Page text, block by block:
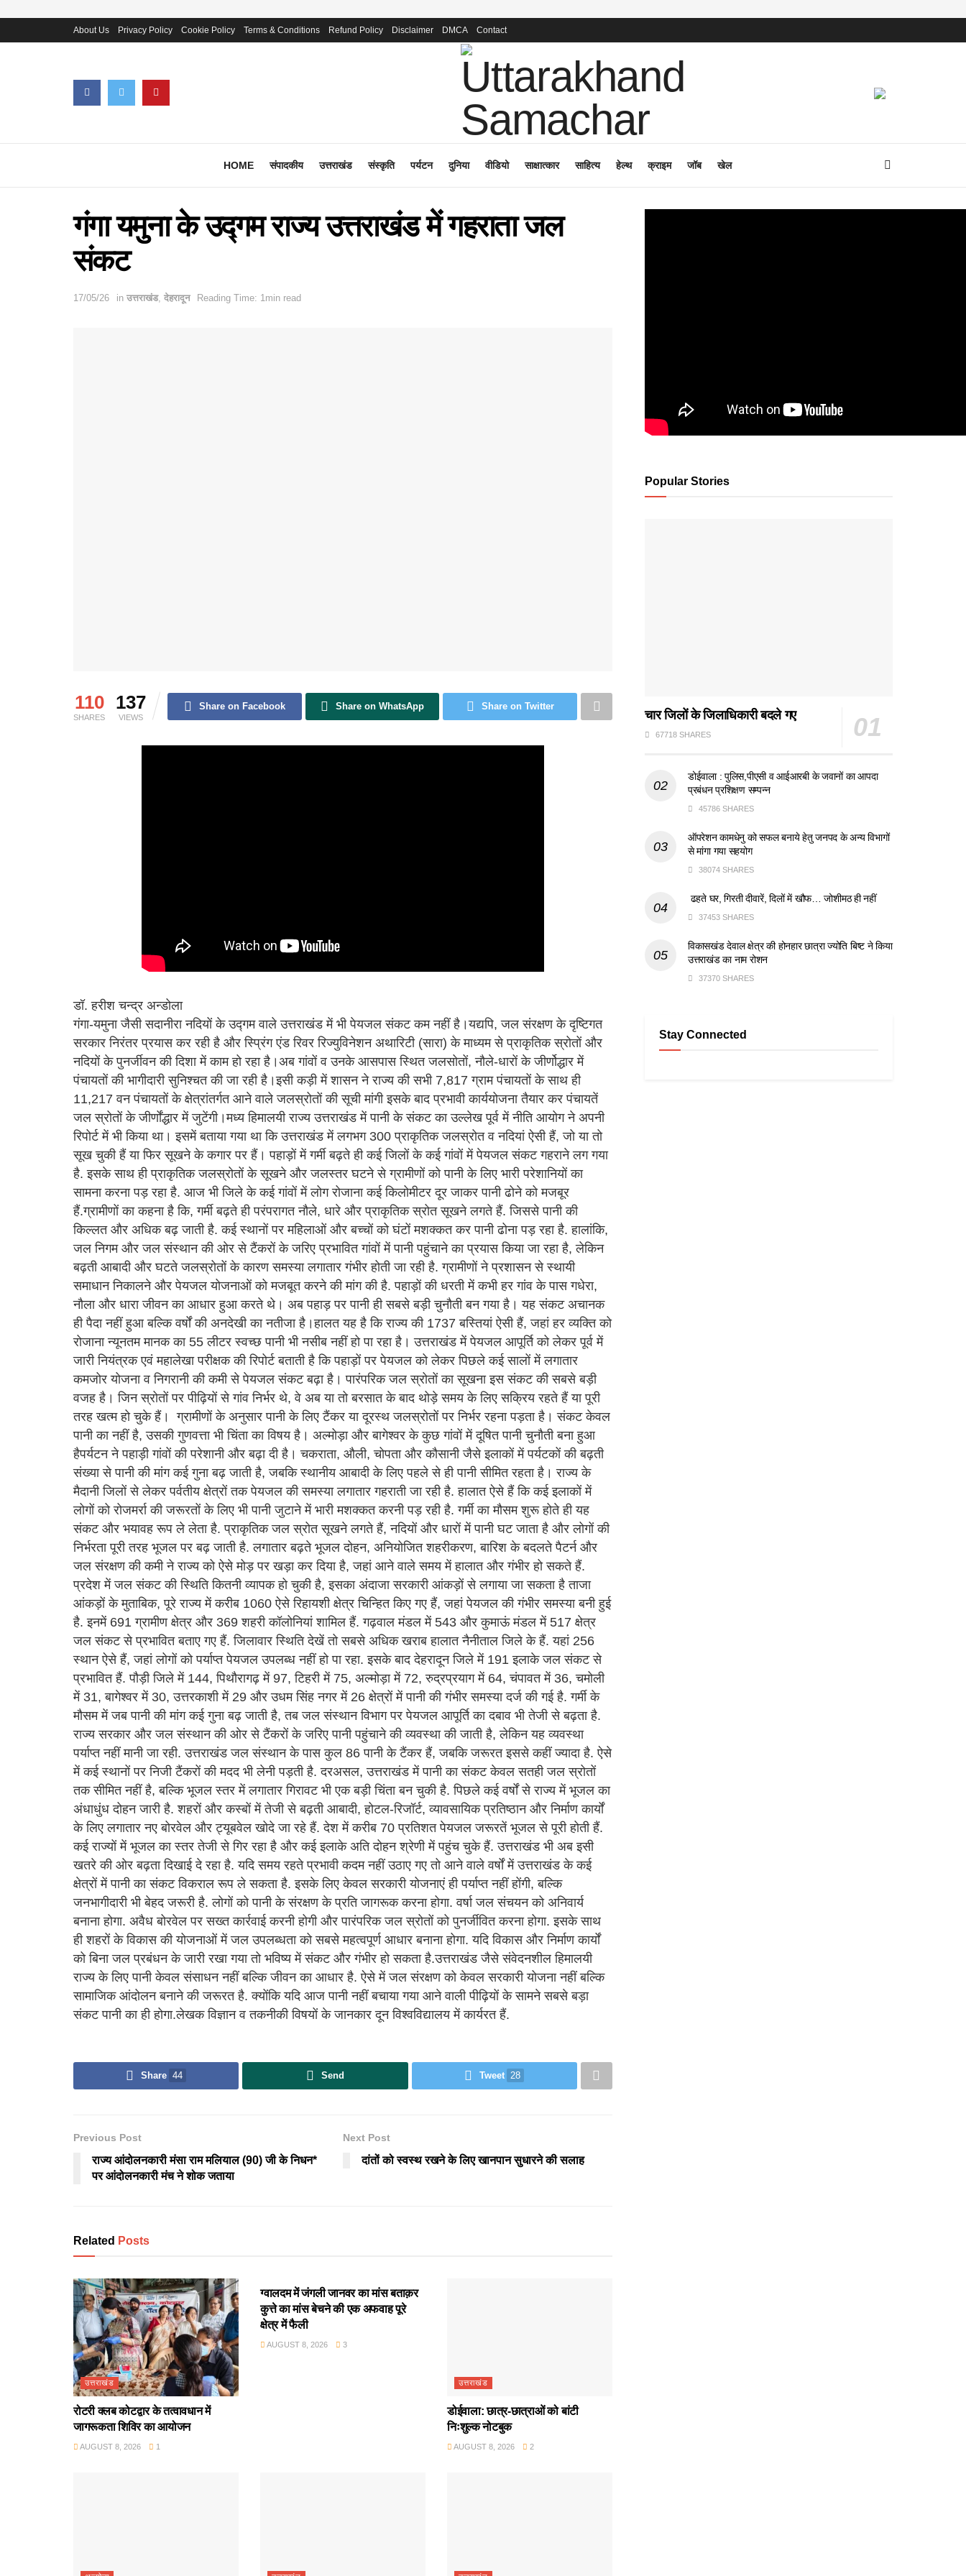
About Us Privacy Policy Cookie Policy Terms & Conditions Refund Policy Disclaimer DMCA Contact
HOME संपादकीय उत्तराखंड संस्कृति पर्यटन दुनिया वीडियो साक्षात्कार साहित्य हेल्थ क्राइम जॉब खेल
गंगा यमुना के उद्गम राज्य उत्तराखंड में गहराता जल
संकट
17/05/26 in उत्तराखंड, देहरादून Reading Time: 1min read
110
SHARES
137
VIEWS
Share on Facebook Share on WhatsApp Share on Twitter
डॉ. हरीश चन्द्र अन्डोला
गंगा-यमुना जैसी सदानीरा नदियों के उद्गम वाले उत्तराखंड में भी पेयजल संकट कम नहीं है।यद्यपि, जल संरक्षण के दृष्टिगत
सरकार निरंतर प्रयास कर रही है और स्प्रिंग एंड रिवर रिज्युविनेशन अथारिटी (सारा) के माध्यम से प्राकृतिक स्रोतों और
नदियों के पुनर्जीवन की दिशा में काम हो रहा है।अब गांवों व उनके आसपास स्थित जलसोतों, नौले-धारों के जीर्णोद्धार में
पंचायतों की भागीदारी सुनिश्चत की जा रही है।इसी कड़ी में शासन ने राज्य की सभी 7,817 ग्राम पंचायतों के साथ ही
11,217 वन पंचायतों के क्षेत्रांतर्गत आने वाले जलस्रोतों की सूची मांगी इसके बाद प्रभावी कार्ययोजना तैयार कर पंचायतें
जल स्रोतों के जीर्णोंद्धार में जुटेंगी।मध्य हिमालयी राज्य उत्तराखंड में पानी के संकट का उल्लेख पूर्व में नीति आयोग ने अपनी
रिपोर्ट में भी किया था। इसमें बताया गया था कि उत्तराखंड में लगभग 300 प्राकृतिक जलस्रोत व नदियां ऐसी हैं, जो या तो
सूख चुकी हैं या फिर सूखने के कगार पर हैं। पहाड़ों में गर्मी बढ़ते ही कई जिलों के कई गांवों में पेयजल संकट गहराने लग गया
है. इसके साथ ही प्राकृतिक जलस्रोतों के सूखने और जलस्तर घटने से ग्रामीणों को पानी के लिए भारी परेशानियों का
सामना करना पड़ रहा है. आज भी जिले के कई गांवों में लोग रोजाना कई किलोमीटर दूर जाकर पानी ढोने को मजबूर
हैं.ग्रामीणों का कहना है कि, गर्मी बढ़ते ही परंपरागत नौले, धारे और प्राकृतिक स्रोत सूखने लगते हैं. जिससे पानी की
किल्लत और अधिक बढ़ जाती है. कई स्थानों पर महिलाओं और बच्चों को घंटों मशक्कत कर पानी ढोना पड़ रहा है. हालांकि,
जल निगम और जल संस्थान की ओर से टैंकरों के जरिए प्रभावित गांवों में पानी पहुंचाने का प्रयास किया जा रहा है, लेकिन
बढ़ती आबादी और घटते जलस्रोतों के कारण समस्या लगातार गंभीर होती जा रही है. ग्रामीणों ने प्रशासन से स्थायी
समाधान निकालने और पेयजल योजनाओं को मजबूत करने की मांग की है. पहाड़ों की धरती में कभी हर गांव के पास गधेरा,
नौला और धारा जीवन का आधार हुआ करते थे। अब पहाड़ पर पानी ही सबसे बड़ी चुनौती बन गया है। यह संकट अचानक
ही पैदा नहीं हुआ बल्कि वर्षों की अनदेखी का नतीजा है।हालत यह है कि राज्य की 1737 बस्तियां ऐसी हैं, जहां हर व्यक्ति को
रोजाना न्यूनतम मानक का 55 लीटर स्वच्छ पानी भी नसीब नहीं हो पा रहा है। उत्तराखंड में पेयजल आपूर्ति को लेकर पूर्व में
जारी नियंत्रक एवं महालेखा परीक्षक की रिपोर्ट बताती है कि पहाड़ों पर पेयजल को लेकर पिछले कई सालों में लगातार
कमजोर योजना व निगरानी की कमी से पेयजल संकट बढ़ा है। पारंपरिक जल स्रोतों का सूखना इस संकट की सबसे बड़ी
वजह है। जिन स्रोतों पर पीढ़ियों से गांव निर्भर थे, वे अब या तो बरसात के बाद थोड़े समय के लिए सक्रिय रहते हैं या पूरी
तरह खत्म हो चुके हैं। ग्रामीणों के अनुसार पानी के लिए टैंकर या दूरस्थ जलस्रोतों पर निर्भर रहना पड़ता है। संकट केवल
पानी का नहीं है, उसकी गुणवत्ता भी चिंता का विषय है। अल्मोड़ा और बागेश्वर के कुछ गांवों में दूषित पानी चुनौती बना हुआ
हैपर्यटन ने पहाड़ी गांवों की परेशानी और बढ़ा दी है। चकराता, औली, चोपता और कौसानी जैसे इलाकों में पर्यटकों की बढ़ती
संख्या से पानी की मांग कई गुना बढ़ जाती है, जबकि स्थानीय आबादी के लिए पहले से ही पानी सीमित रहता है। राज्य के
मैदानी जिलों से लेकर पर्वतीय क्षेत्रों तक पेयजल की समस्या लगातार गहराती जा रही है. हालात ऐसे हैं कि कई इलाकों में
लोगों को रोजमर्रा की जरूरतों के लिए भी पानी जुटाने में भारी मशक्कत करनी पड़ रही है. गर्मी का मौसम शुरू होते ही यह
संकट और भयावह रूप ले लेता है. प्राकृतिक जल स्रोत सूखने लगते हैं, नदियों और धारों में पानी घट जाता है और लोगों की
निर्भरता पूरी तरह भूजल पर बढ़ जाती है. लगातार बढ़ते भूजल दोहन, अनियोजित शहरीकरण, बारिश के बदलते पैटर्न और
जल संरक्षण की कमी ने राज्य को ऐसे मोड़ पर खड़ा कर दिया है, जहां आने वाले समय में हालात और गंभीर हो सकते हैं.
प्रदेश में जल संकट की स्थिति कितनी व्यापक हो चुकी है, इसका अंदाजा सरकारी आंकड़ों से लगाया जा सकता है ताजा
आंकड़ों के मुताबिक, पूरे राज्य में करीब 1060 ऐसे रिहायशी क्षेत्र चिन्हित किए गए हैं, जहां पेयजल की गंभीर समस्या बनी हुई
है. इनमें 691 ग्रामीण क्षेत्र और 369 शहरी कॉलोनियां शामिल हैं. गढ़वाल मंडल में 543 और कुमाऊं मंडल में 517 क्षेत्र
जल संकट से प्रभावित बताए गए हैं. जिलावार स्थिति देखें तो सबसे अधिक खराब हालात नैनीताल जिले के हैं. यहां 256
स्थान ऐसे हैं, जहां लोगों को पर्याप्त पेयजल उपलब्ध नहीं हो पा रहा. इसके बाद देहरादून जिले में 191 इलाके जल संकट से
प्रभावित हैं. पौड़ी जिले में 144, पिथौरागढ़ में 97, टिहरी में 75, अल्मोड़ा में 72, रुद्रप्रयाग में 64, चंपावत में 36, चमोली
में 31, बागेश्वर में 30, उत्तरकाशी में 29 और उधम सिंह नगर में 26 क्षेत्रों में पानी की गंभीर समस्या दर्ज की गई है. गर्मी के
मौसम में जब पानी की मांग कई गुना बढ़ जाती है, तब जल संस्थान विभाग पर पेयजल आपूर्ति का दबाव भी तेजी से बढ़ता है.
राज्य सरकार और जल संस्थान की ओर से टैंकरों के जरिए पानी पहुंचाने की व्यवस्था की जाती है, लेकिन यह व्यवस्था
पर्याप्त नहीं मानी जा रही. उत्तराखंड जल संस्थान के पास कुल 86 पानी के टैंकर हैं, जबकि जरूरत इससे कहीं ज्यादा है. ऐसे
में कई स्थानों पर निजी टैंकरों की मदद भी लेनी पड़ती है. दरअसल, उत्तराखंड में पानी का संकट केवल सतही जल स्रोतों
तक सीमित नहीं है, बल्कि भूजल स्तर में लगातार गिरावट भी एक बड़ी चिंता बन चुकी है. पिछले कई वर्षों से राज्य में भूजल का
अंधाधुंध दोहन जारी है. शहरों और कस्बों में तेजी से बढ़ती आबादी, होटल-रिजॉर्ट, व्यावसायिक प्रतिष्ठान और निर्माण कार्यों
के लिए लगातार नए बोरवेल और ट्यूबवेल खोदे जा रहे हैं. देश में करीब 70 प्रतिशत पेयजल जरूरतें भूजल से पूरी होती हैं.
कई राज्यों में भूजल का स्तर तेजी से गिर रहा है और कई इलाके अति दोहन श्रेणी में पहुंच चुके हैं. उत्तराखंड भी अब इसी
खतरे की ओर बढ़ता दिखाई दे रहा है. यदि समय रहते प्रभावी कदम नहीं उठाए गए तो आने वाले वर्षों में उत्तराखंड के कई
क्षेत्रों में पानी का संकट विकराल रूप ले सकता है. इसके लिए केवल सरकारी योजनाएं ही पर्याप्त नहीं होंगी, बल्कि
जनभागीदारी भी बेहद जरूरी है. लोगों को पानी के संरक्षण के प्रति जागरूक करना होगा. वर्षा जल संचयन को अनिवार्य
बनाना होगा. अवैध बोरवेल पर सख्त कार्रवाई करनी होगी और पारंपरिक जल स्रोतों को पुनर्जीवित करना होगा. इसके साथ
ही शहरों के विकास की योजनाओं में जल उपलब्धता को सबसे महत्वपूर्ण आधार बनाना होगा. यदि विकास और निर्माण कार्यों
को बिना जल प्रबंधन के जारी रखा गया तो भविष्य में संकट और गंभीर हो सकता है.उत्तराखंड जैसे संवेदनशील हिमालयी
राज्य के लिए पानी केवल संसाधन नहीं बल्कि जीवन का आधार है. ऐसे में जल संरक्षण को केवल सरकारी योजना नहीं बल्कि
सामाजिक आंदोलन बनाने की जरूरत है. क्योंकि यदि आज पानी नहीं बचाया गया आने वाली पीढ़ियों के सामने सबसे बड़ा
संकट पानी का ही होगा.लेखक विज्ञान व तकनीकी विषयों के जानकार दून विश्वविद्यालय में कार्यरत हैं.
Share 44 Send Tweet 28
Previous Post
राज्य आंदोलनकारी मंसा राम मलियाल (90) जी के निधन*
पर आंदोलनकारी मंच ने शोक जताया
Next Post
दांतों को स्वस्थ रखने के लिए खानपान सुधारने की सलाह
Related Posts
उत्तराखंड
रोटरी क्लब कोटद्वार के तत्वावधान में
जागरूकता शिविर का आयोजन
AUGUST 8, 2026 1
ग्वालदम में जंगली जानवर का मांस बताक़र
कुत्ते का मांस बेचने की एक अफवाह पूरे
क्षेत्र में फैली
AUGUST 8, 2026 3
उत्तराखंड
डोईवाला: छात्र-छात्राओं को बांटी
निःशुल्क नोटबुक
AUGUST 8, 2026 2
Popular Stories
चार जिलों के जिलाधिकारी बदले गए
67718 SHARES
डोईवाला : पुलिस,पीएसी व आईआरबी के जवानों का आपदा
प्रबंधन प्रशिक्षण सम्पन्न
45786 SHARES
ऑपरेशन कामधेनु को सफल बनाये हेतु जनपद के अन्य विभागों
से मांगा गया सहयोग
38074 SHARES
ढहते घर, गिरती दीवारें, दिलों में खौफ… जोशीमठ ही नहीं
37453 SHARES
विकासखंड देवाल क्षेत्र की होनहार छात्रा ज्योति बिष्ट ने किया
उत्तराखंड का नाम रोशन
37370 SHARES
Stay Connected